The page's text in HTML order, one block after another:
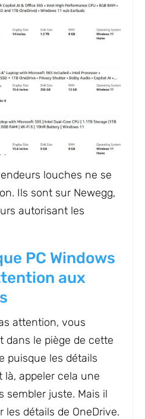
louches ne se
Ils sont sur Newegg,
autorisant les
PC Windows
aux
attention, vous
dans le piège de cette
puisque les détails
appeler cela une
sembler juste. Mais il
les détails de OneDrive.